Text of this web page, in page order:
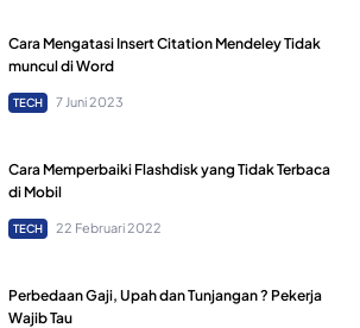
Cara Mengatasi Insert Citation Mendeley Tidak
muncul di Word
TECH 7 Juni 2023
Cara Memperbaiki Flashdisk yang Tidak Terbaca
di Mobil
TECH 22 Februari 2022
Perbedaan Gaji, Upah dan Tunjangan ? Pekerja
Wajib Tau